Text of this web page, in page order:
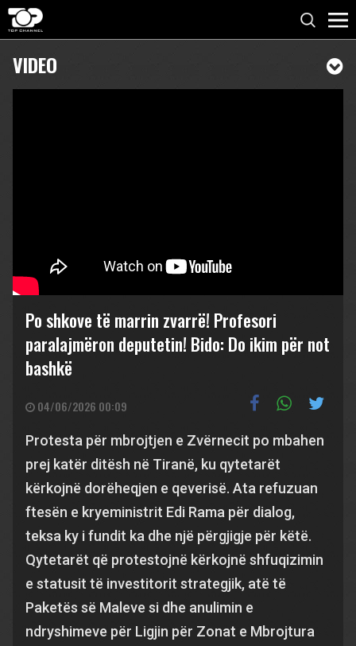
VIDEO
Po shkove të marrin zvarrë! Profesori
paralajmëron deputetin! Bido: Do ikim për not
bashkë
04/06/2026 00:09
Protesta për mbrojtjen e Zvërnecit po mbahen
prej katër ditësh në Tiranë, ku qytetarët
kërkojnë dorëheqjen e qeverisë. Ata refuzuan
ftesën e kryeministrit Edi Rama për dialog,
teksa ky i fundit ka dhe një përgjigje për këtë.
Qytetarët që protestojnë kërkojnë shfuqizimin
e statusit të investitorit strategjik, atë të
Paketës së Maleve si dhe anulimin e
ndryshimeve për Ligjin për Zonat e Mbrojtura